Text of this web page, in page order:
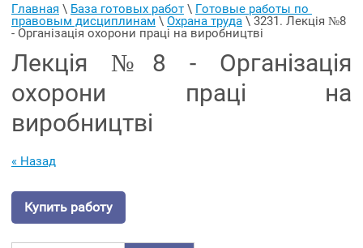
Главная \ База готовых работ \ Готовые работы по
правовым дисциплинам \ Охрана труда \ 3231. Лекція №8
- Організація охорони праці на виробництві
Лекція №8 - Організація
охорони праці на
виробництві
« Назад
Купить работу